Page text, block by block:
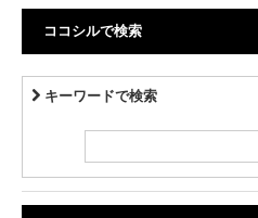
ココシルで検索
キーワードで検索